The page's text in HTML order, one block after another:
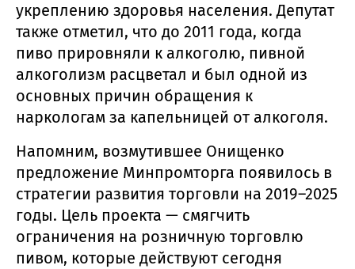
укреплению здоровья населения. Депутат
также отметил, что до 2011 года, когда
пиво прировняли к алкоголю, пивной
алкоголизм расцветал и был одной из
основных причин обращения к
наркологам за капельницей от алкоголя.
Напомним, возмутившее Онищенко
предложение Минпромторга появилось в
стратегии развития торговли на 2019–2025
годы. Цель проекта — смягчить
ограничения на розничную торговлю
пивом, которые действуют сегодня